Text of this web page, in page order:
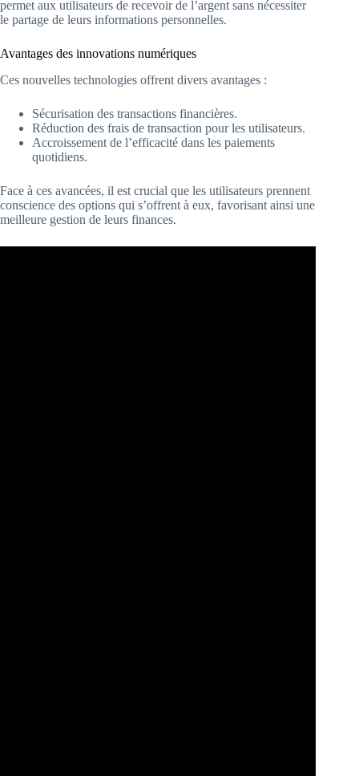
permet aux utilisateurs de recevoir de l’argent sans nécessiter
le partage de leurs informations personnelles.
Avantages des innovations numériques
Ces nouvelles technologies offrent divers avantages :
Sécurisation des transactions financières.
Réduction des frais de transaction pour les utilisateurs.
Accroissement de l’efficacité dans les paiements
quotidiens.
Face à ces avancées, il est crucial que les utilisateurs prennent
conscience des options qui s’offrent à eux, favorisant ainsi une
meilleure gestion de leurs finances.